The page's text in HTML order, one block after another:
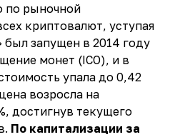
по рыночной
криптовалют, уступая
запущен в 2014 году
монет (ICO), и в
упала до 0,42
возросла на
достигнув текущего
По капитализации за